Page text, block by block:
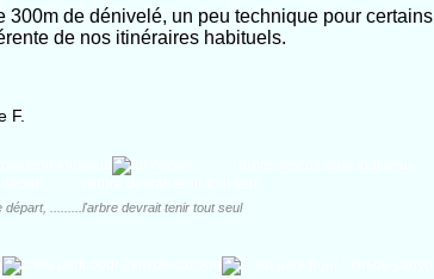
300m de dénivelé, un peu technique pour certains
de nos itinéraires habituels.
F.
départ, .........l'arbre devrait tenir tout seul